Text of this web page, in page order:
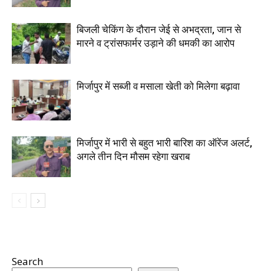
बिजली चेकिंग के दौरान जेई से अभद्रता, जान से
मारने व ट्रांसफार्मर उड़ाने की धमकी का आरोप
मिर्जापुर में सब्जी व मसाला खेती को मिलेगा बढ़ावा
मिर्जापुर में भारी से बहुत भारी बारिश का ऑरेंज अलर्ट,
अगले तीन दिन मौसम रहेगा खराब
Search